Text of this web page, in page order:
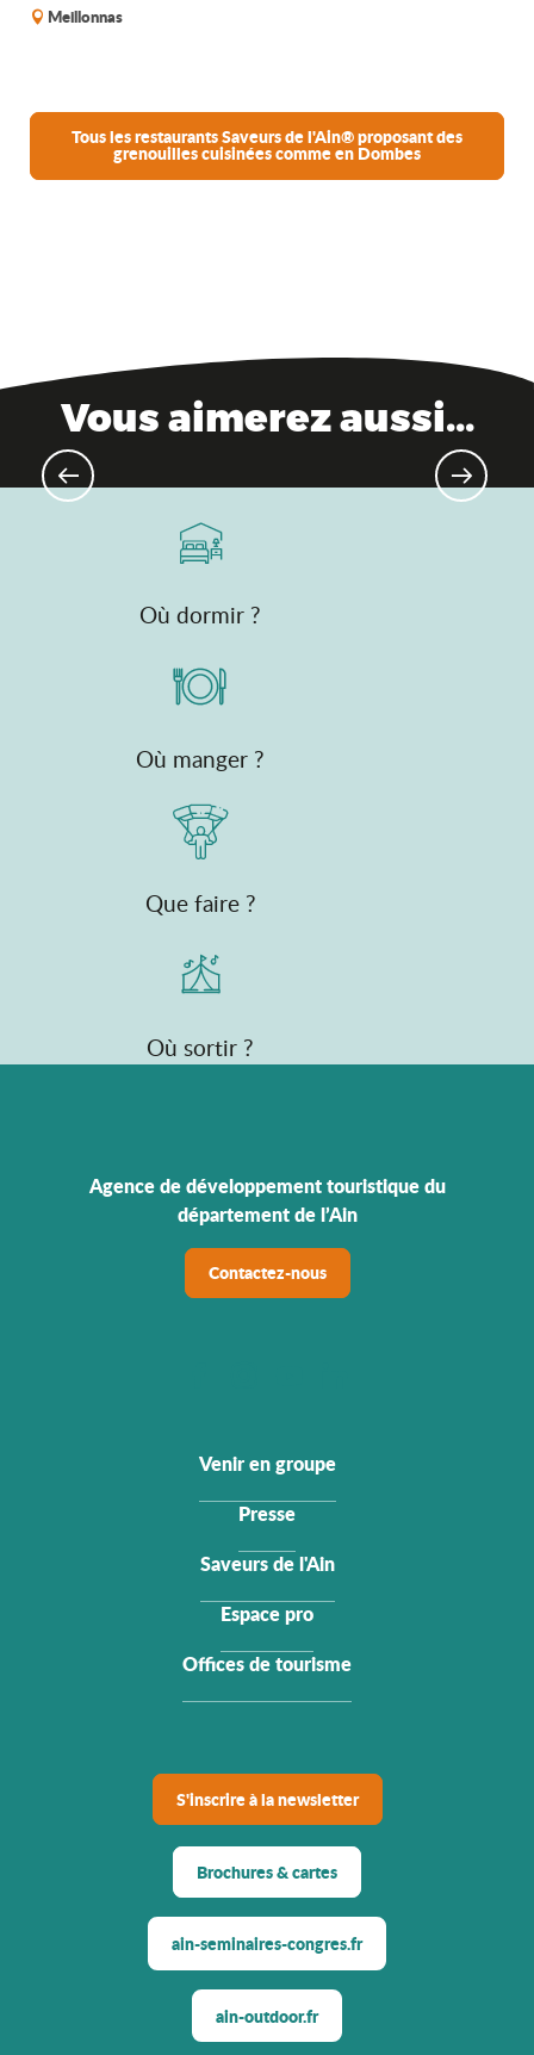
Meillonnas
Tous les restaurants Saveurs de l'Ain® proposant des
grenouilles cuisinées comme en Dombes
Vous aimerez aussi...
Où dormir ?
Où manger ?
Que faire ?
Où sortir ?
Agence de développement touristique du
département de l’Ain
Contactez-nous
Venir en groupe
Presse
Saveurs de l'Ain
Espace pro
Offices de tourisme
S'inscrire à la newsletter
Brochures & cartes
ain-seminaires-congres.fr
ain-outdoor.fr